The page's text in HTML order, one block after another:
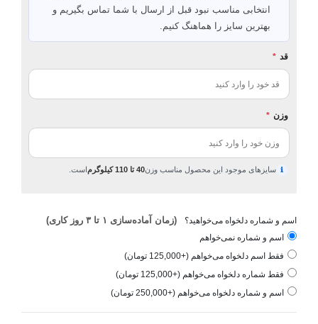
انتخابی مناسب نبود قبل از ارسال با شما تماس بگیریم و
بهترین سایز را هماهنگ کنیم.
قد *
وزن *
ℹ سایزهای موجود این محصول مناسب وزن40 تا 110 کیلوگرم است.
اسم و شماره دلخواه می‌خواهید؟ (زمان آماده‌سازی ۱ تا ۳ روز کاری)
اسم و شماره نمی‌خواهم
فقط اسم دلخواه می‌خواهم (+125,000 تومان)
فقط شماره دلخواه می‌خواهم (+125,000 تومان)
اسم و شماره دلخواه می‌خواهم (+250,000 تومان)